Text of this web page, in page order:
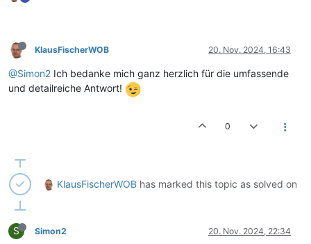
KlausFischerWOB 20. Nov. 2024, 16:43
@Simon2 Ich bedanke mich ganz herzlich für die umfassende
und detailreiche Antwort!
0
KlausFischerWOB has marked this topic as solved on
S Simon2 20. Nov. 2024, 22:34